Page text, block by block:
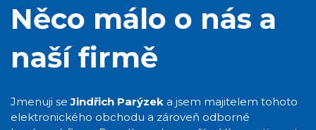
Něco málo o nás a
naší firmě
Jmenuji seJindřich Parýzek a jsem majitelem tohoto
elektronického obchodu a zároveň odborné